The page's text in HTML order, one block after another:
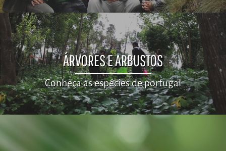
ÁRVORES E ARBUSTOS
Conheça as espécies de portugal